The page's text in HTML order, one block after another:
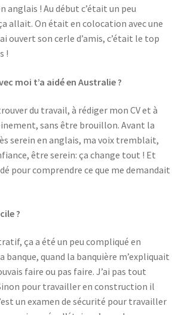
anglais ! Au début c’était un peu
allait. On était en colocation avec une
ouvert son cerle d’amis, c’était le top
!
moi t’a aidé en Australie ?
du travail, à rédiger mon CV et à
sans être brouillon. Avant la
serein en anglais, ma voix tremblait,
être serein: ça change tout ! Et
pour comprendre ce que me demandait
?
ça a été un peu compliqué en
banque, quand la banquière m’expliquait
faire ou pas faire. J’ai pas tout
pour travailler en construction il
un examen de sécurité pour travailler